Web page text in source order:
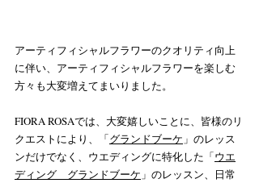
アーティフィシャルフラワーのクオリティ向上
に伴い、アーティフィシャルフラワーを楽しむ
方々も大変増えてまいりました。
FIORA ROSAでは、大変嬉しいことに、皆様のリ
クエストにより、「グランドブーケ 」のレッス
ンだけでなく、ウエディングに特化した「ウエ
ディング　グランドブーケ 」のレッスン、日常